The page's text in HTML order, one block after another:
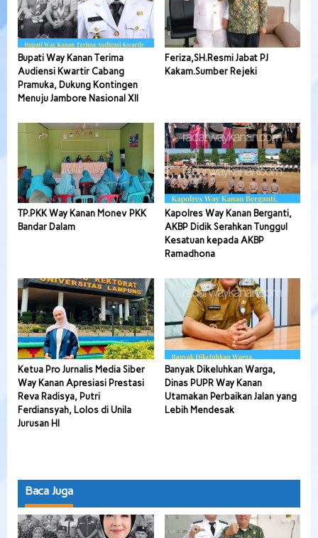
Bupati Way Kanan Terima
Audiensi Kwartir Cabang
Pramuka, Dukung Kontingen
Menuju Jambore Nasional XII
Feriza,SH.Resmi Jabat PJ
Kakam.Sumber Rejeki
TP.PKK Way Kanan Monev PKK
Bandar Dalam
Kapolres Way Kanan Berganti,
AKBP Didik Serahkan Tunggul
Kesatuan kepada AKBP
Ramadhona
Ketua Pro Jurnalis Media Siber
Way Kanan Apresiasi Prestasi
Reva Radisya, Putri
Ferdiansyah, Lolos di Unila
Jurusan HI
Banyak Dikeluhkan Warga,
Dinas PUPR Way Kanan
Utamakan Perbaikan Jalan yang
Lebih Mendesak
Baca Juga